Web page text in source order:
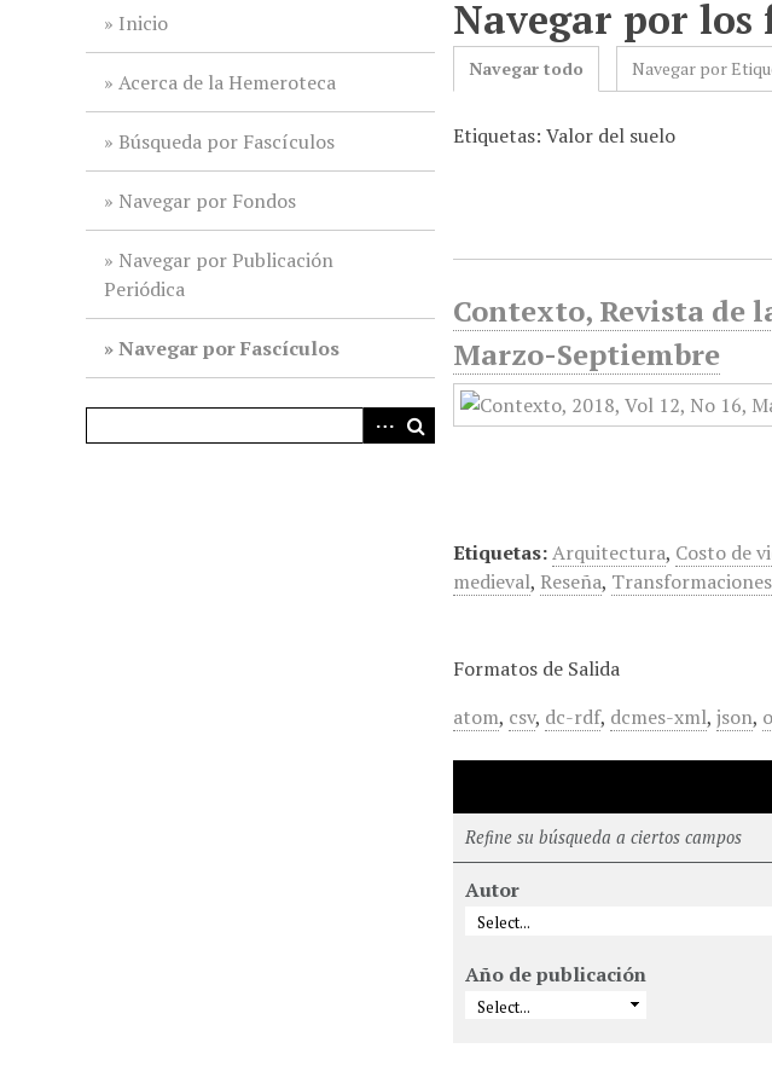
Inicio
Acerca de la Hemeroteca
Búsqueda por Fascículos
Navegar por Fondos
Navegar por Publicación
Periódica
Navegar por Fascículos
Navegar por los
Navegar todo Navegar por
Etiquetas: Valor del suelo
Contexto, Revista de
Marzo-Septiembre
Etiquetas:Arquitectura, Costo de
medieval, Reseña,
Formatos de Salida
atom, csv, dc-rdf, dcmes-xml,json,
Refine su búsqueda a ciertos campos
Autor
Año de publicación